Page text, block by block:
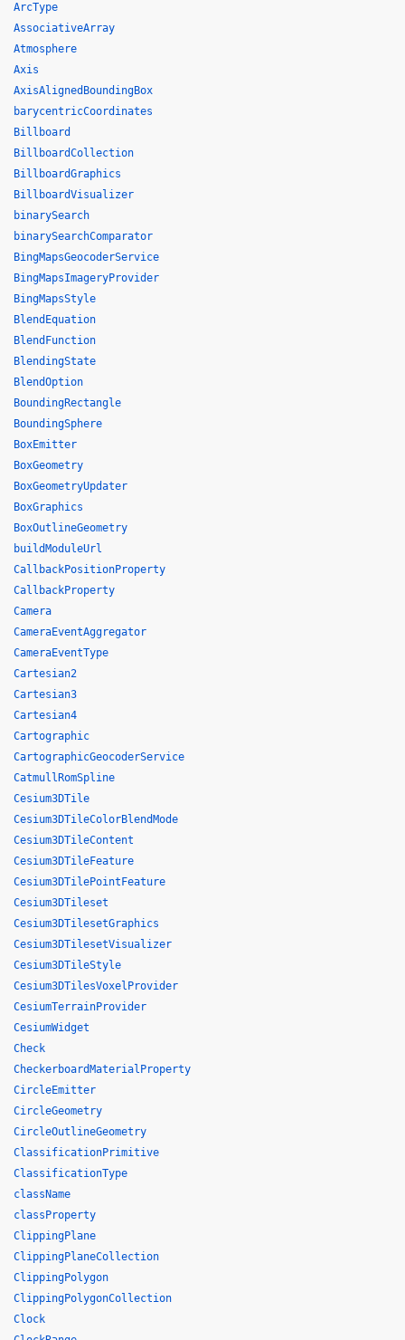
ArcType
AssociativeArray
Atmosphere
Axis
AxisAlignedBoundingBox
barycentricCoordinates
Billboard
BillboardCollection
BillboardGraphics
BillboardVisualizer
binarySearch
binarySearchComparator
BingMapsGeocoderService
BingMapsImageryProvider
BingMapsStyle
BlendEquation
BlendFunction
BlendingState
BlendOption
BoundingRectangle
BoundingSphere
BoxEmitter
BoxGeometry
BoxGeometryUpdater
BoxGraphics
BoxOutlineGeometry
buildModuleUrl
CallbackPositionProperty
CallbackProperty
Camera
CameraEventAggregator
CameraEventType
Cartesian2
Cartesian3
Cartesian4
Cartographic
CartographicGeocoderService
CatmullRomSpline
Cesium3DTile
Cesium3DTileColorBlendMode
Cesium3DTileContent
Cesium3DTileFeature
Cesium3DTilePointFeature
Cesium3DTileset
Cesium3DTilesetGraphics
Cesium3DTilesetVisualizer
Cesium3DTileStyle
Cesium3DTilesVoxelProvider
CesiumTerrainProvider
CesiumWidget
Check
CheckerboardMaterialProperty
CircleEmitter
CircleGeometry
CircleOutlineGeometry
ClassificationPrimitive
ClassificationType
className
classProperty
ClippingPlane
ClippingPlaneCollection
ClippingPolygon
ClippingPolygonCollection
Clock